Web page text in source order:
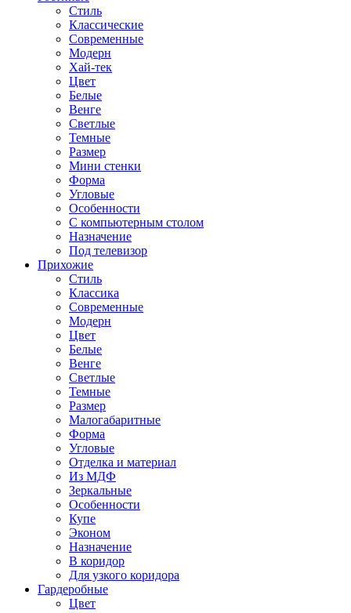
Стиль
Классические
Современные
Модерн
Хай-тек
Цвет
Белые
Венге
Светлые
Темные
Размер
Мини стенки
Форма
Угловые
Особенности
С компьютерным столом
Назначение
Под телевизор
Прихожие
Стиль
Классика
Современные
Модерн
Цвет
Белые
Венге
Светлые
Темные
Размер
Малогабаритные
Форма
Угловые
Отделка и материал
Из МДФ
Зеркальные
Особенности
Купе
Эконом
Назначение
В коридор
Для узкого коридора
Гардеробные
Цвет